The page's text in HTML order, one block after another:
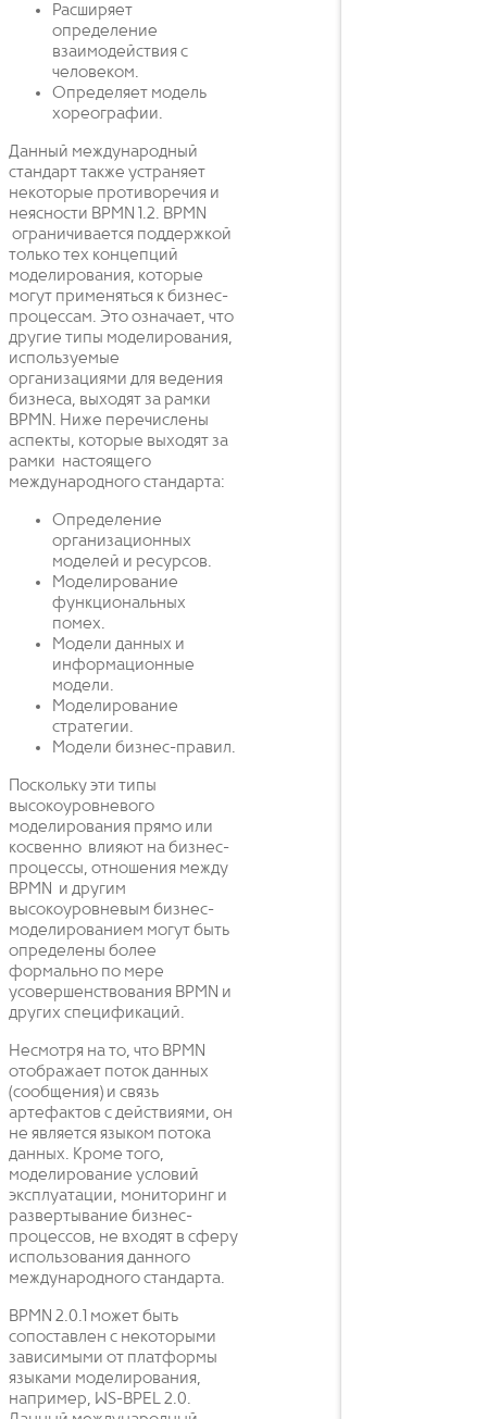
Расширяет
определение
взаимодействия с
человеком.
Определяет модель
хореографии.
Данный международный
стандарт также устраняет
некоторые противоречия и
неясности BPMN 1.2. BPMN
ограничивается поддержкой
только тех концепций
моделирования, которые
могут применяться к бизнес-
процессам. Это означает, что
другие типы моделирования,
используемые
организациями для ведения
бизнеса, выходят за рамки
BPMN. Ниже перечислены
аспекты, которые выходят за
рамки настоящего
международного стандарта:
Определение
организационных
моделей и ресурсов.
Моделирование
функциональных
помех.
Модели данных и
информационные
модели.
Моделирование
стратегии.
Модели бизнес-правил.
Поскольку эти типы
высокоуровневого
моделирования прямо или
косвенно влияют на бизнес-
процессы, отношения между
BPMN и другим
высокоуровневым бизнес-
моделированием могут быть
определены более
формально по мере
усовершенствования BPMN и
других спецификаций.
Несмотря на то, что BPMN
отображает поток данных
(сообщения) и связь
артефактов с действиями, он
не является языком потока
данных. Кроме того,
моделирование условий
эксплуатации, мониторинг и
развертывание бизнес-
процессов, не входят в сферу
использования данного
международного стандарта.
BPMN 2.0.1 может быть
сопоставлен с некоторыми
зависимыми от платформы
языками моделирования,
например, WS-BPEL 2.0.